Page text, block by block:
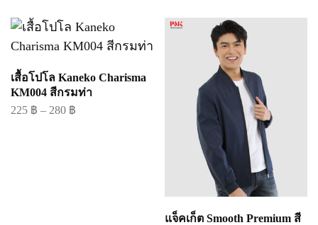
เสื้อโปโล Kaneko Charisma
KM004 สีกรมท่า
225 ฿ – 280 ฿
แจ็คเก็ต Smooth Premium สี